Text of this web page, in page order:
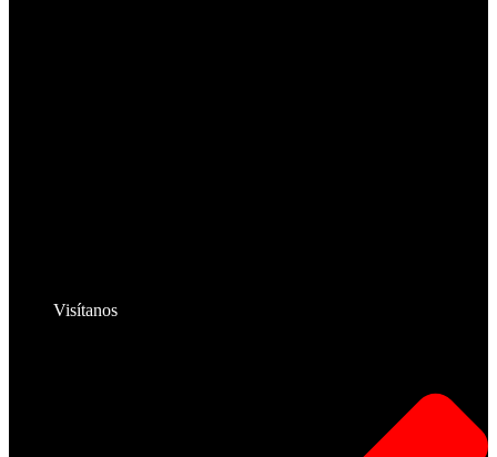
Visítanos